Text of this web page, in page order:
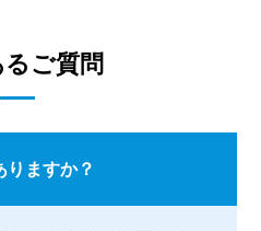
ご質問
りますか？